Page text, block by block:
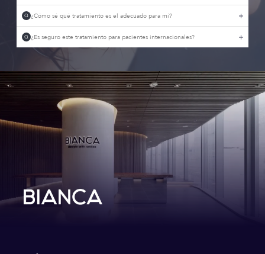
Q ¿Cómo sé qué tratamiento es el adecuado para mí?
Q ¿Es seguro este tratamiento para pacientes internacionales?